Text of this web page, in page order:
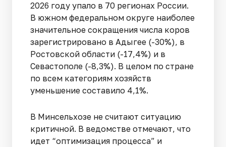
2026 году упало в 70 регионах России.
В южном федеральном округе наиболее
значительное сокращения числа коров
зарегистрировано в Адыгее (-30%), в
Ростовской области (-17,4%) и в
Севастополе (-8,3%). В целом по стране
по всем категориям хозяйств
уменьшение составило 4,1%.
В Минсельхозе не считают ситуацию
критичной. В ведомстве отмечают, что
идет “оптимизация процесса” и